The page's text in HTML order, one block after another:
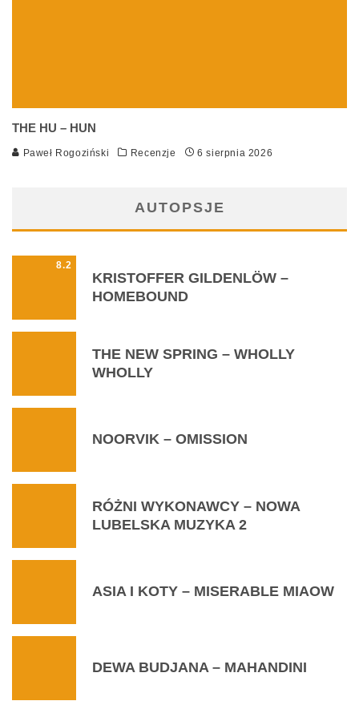
THE HU – HUN
Paweł Rogoziński Recenzje 6 sierpnia 2026
AUTOPSJE
8.2
KRISTOFFER GILDENLÖW –
HOMEBOUND
THE NEW SPRING – WHOLLY
WHOLLY
NOORVIK – OMISSION
RÓŻNI WYKONAWCY – NOWA
LUBELSKA MUZYKA 2
ASIA I KOTY – MISERABLE MIAOW
DEWA BUDJANA – MAHANDINI